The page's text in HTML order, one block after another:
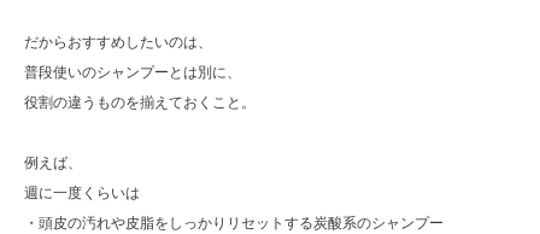
だからおすすめしたいのは、
普段使いのシャンプーとは別に、
役割の違うものを揃えておくこと。
例えば、
週に一度くらいは
・頭皮の汚れや皮脂をしっかりリセットする炭酸系のシャンプー